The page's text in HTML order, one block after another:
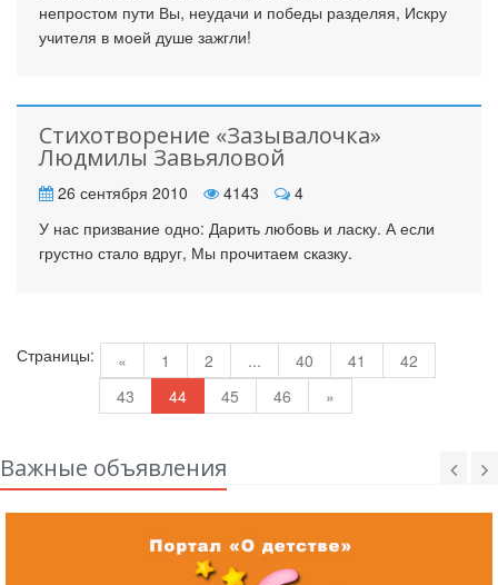
непростом пути Вы, неудачи и победы разделяя, Искру
учителя в моей душе зажгли!
Стихотворение «Зазывалочка»
Людмилы Завьяловой
26 сентября 2010 4143
4
У нас призвание одно: Дарить любовь и ласку. А если
грустно стало вдруг, Мы прочитаем сказку.
Страницы: « 1 2 ... 40 41
42
43
44 45 46 »
Важные объявления